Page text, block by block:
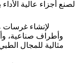
وأطراف صناعية،